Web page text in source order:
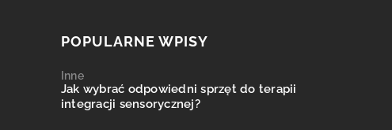
POPULARNE WPISY
Inne
Jak wybrać odpowiedni sprzęt do terapii
integracji sensorycznej?